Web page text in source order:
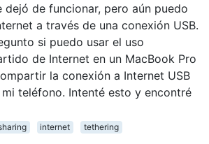
dejó de funcionar, pero aún puedo
a través de una conexión USB.
si puedo usar el uso
de Internet en un MacBook Pro
la conexión a Internet USB
teléfono. Intenté esto y encontré
internet tethering